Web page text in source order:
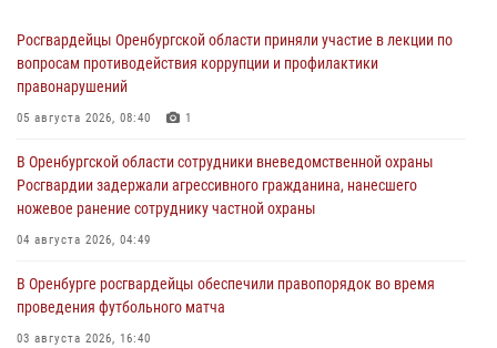
Росгвардейцы Оренбургской области приняли участие в лекции по
вопросам противодействия коррупции и профилактики
правонарушений
05 августа 2026, 08:40 1
В Оренбургской области сотрудники вневедомственной охраны
Росгвардии задержали агрессивного гражданина, нанесшего
ножевое ранение сотруднику частной охраны
04 августа 2026, 04:49
В Оренбурге росгвардейцы обеспечили правопорядок во время
проведения футбольного матча
03 августа 2026, 16:40